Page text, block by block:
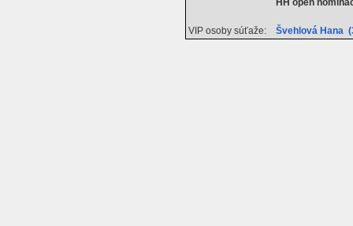
VIP osoby súťaže: Švehlová Hana